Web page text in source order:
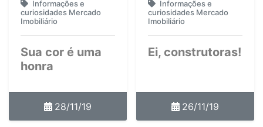
Informações e
curiosidades Mercado
Imobiliário
Sua cor é uma
honra
28/11/19
Informações e
curiosidades Mercado
Imobiliário
Ei, construtoras!
26/11/19